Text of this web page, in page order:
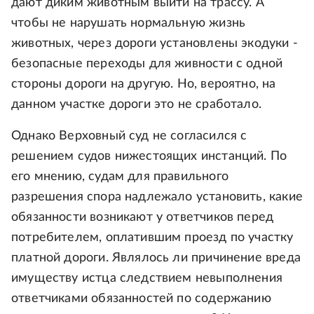
дают диким животным выйти на трассу. А
чтобы не нарушать нормальную жизнь
животных, через дороги установлены экодуки -
безопасные переходы для живности с одной
стороны дороги на другую. Но, вероятно, на
данном участке дороги это не сработало.
Однако Верховный суд не согласился с
решением судов нижестоящих инстанций. По
его мнению, судам для правильного
разрешения спора надлежало установить, какие
обязанности возникают у ответчиков перед
потребителем, оплатившим проезд по участку
платной дороги. Являлось ли причинение вреда
имуществу истца следствием невыполнения
ответчиками обязанностей по содержанию